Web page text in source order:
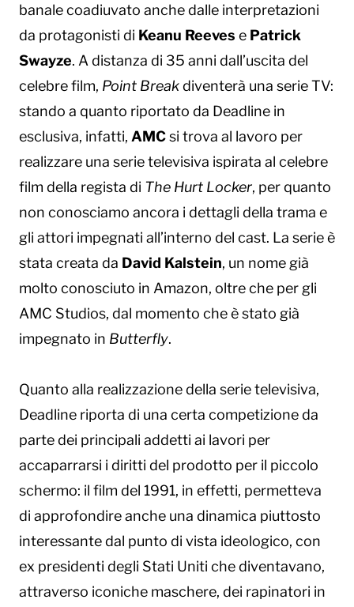
banale coadiuvato anche dalle interpretazioni
da protagonisti di Keanu Reeves e Patrick
Swayze. A distanza di 35 anni dall’uscita del
celebre film, Point Breakdiventerà una serie TV:
stando a quanto riportato da Deadline in
esclusiva, infatti, AMCsi trova al lavoro per
realizzare una serie televisiva ispirata al celebre
film della regista di The Hurt Locker, per quanto
non conosciamo ancora i dettagli della trama e
gli attori impegnati all’interno del cast. La serie è
stata creata da David Kalstein, un nome già
molto conosciuto in Amazon, oltre che per gli
AMC Studios, dal momento che è stato già
impegnato in Butterfly.
Quanto alla realizzazione della serie televisiva,
Deadline riporta di una certa competizione da
parte dei principali addetti ai lavori per
accaparrarsi i diritti del prodotto per il piccolo
schermo: il film del 1991, in effetti, permetteva
di approfondire anche una dinamica piuttosto
interessante dal punto di vista ideologico, con
ex presidenti degli Stati Uniti che diventavano,
attraverso iconiche maschere, dei rapinatori in